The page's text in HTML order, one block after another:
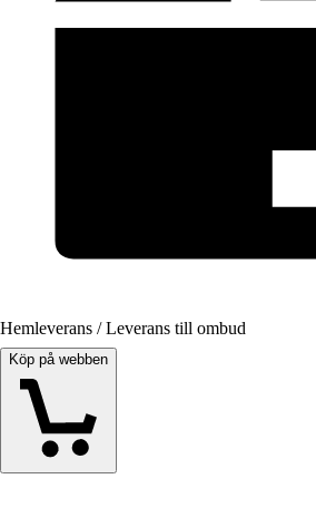
Hemleverans / Leverans till ombud
Köp på webben